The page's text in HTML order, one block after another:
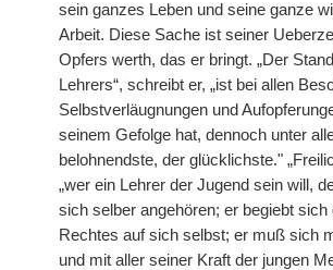
sein ganzes Leben und seine ganze
Arbeit. Diese Sache ist seiner
Opfers werth, das er bringt. „Der
Lehrers“, schreibt er, „ist bei allen
Selbstverläugnungen und
seinem Gefolge hat, dennoch unter
belohnendste, der glücklichste."
„wer ein Lehrer der Jugend sein will,
sich selber angehören; er begiebt
Rechtes auf sich selbst; er muß sich
und mit aller seiner Kraft der jungen